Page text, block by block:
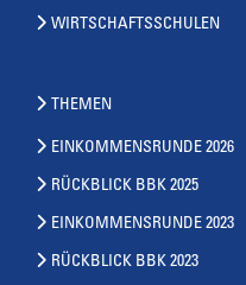
WIRTSCHAFTSSCHULEN
THEMEN
EINKOMMENSRUNDE 2026
RÜCKBLICK BBK 2025
EINKOMMENSRUNDE 2023
RÜCKBLICK BBK 2023